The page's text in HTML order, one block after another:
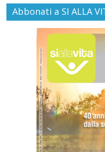
Abbonati a SI ALLA